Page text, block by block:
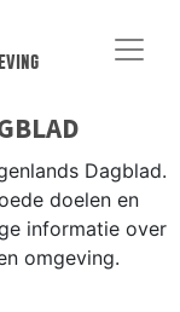
Dagblad.
doelen en
informatie over
omgeving.